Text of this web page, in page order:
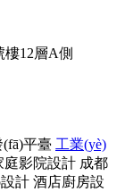
樓12層A側
(fā)平臺 工業(yè)
庭影院設計 成都
計 酒店廚房設